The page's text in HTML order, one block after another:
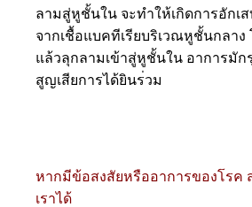
ลามสู่หูชั้นใน จะทำให้เกิดการอักเ
จากเชื้อแบคทีเรียบริเวณหูชั้นกลาง
แล้วลุกลามเข้าสู่หูชั้นใน อาการมัก
สูญเสียการได้ยินร่วม
หากมีข้อสงสัยหรืออาการของโรค
เราได้